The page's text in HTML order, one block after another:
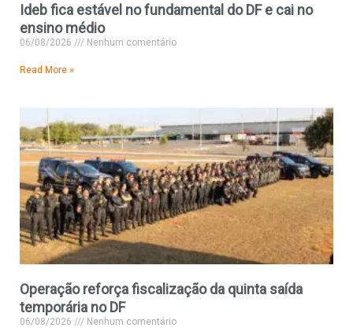
Ideb fica estável no fundamental do DF e cai no
ensino médio
06/08/2026 Nenhum comentário
Read More »
Operação reforça fiscalização da quinta saída
temporária no DF
06/08/2026 Nenhum comentário